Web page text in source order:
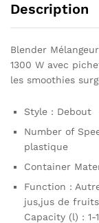
Description
Blender
1300 W avec
les smoothies
Style : Debout
Number of
plastique
Container
Function :
jus,jus de
Capacity (l) : 1-